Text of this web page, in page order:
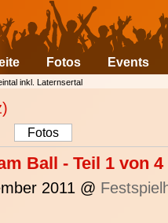
Fotos Events
inkl. Laternsertal
Fotos
Ball - Teil 1 von 4
2011 @